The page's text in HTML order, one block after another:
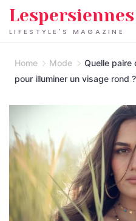
Skip
toLIFESTYLE'S MAGAZINE
Lespersiennes
Home Mode
Quelle paire
pour illuminer un visage rond ?